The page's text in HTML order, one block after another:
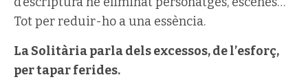
Tot per reduir-ho a una essència.
La Solitària parla dels excessos, de l’esforç,
per tapar ferides.